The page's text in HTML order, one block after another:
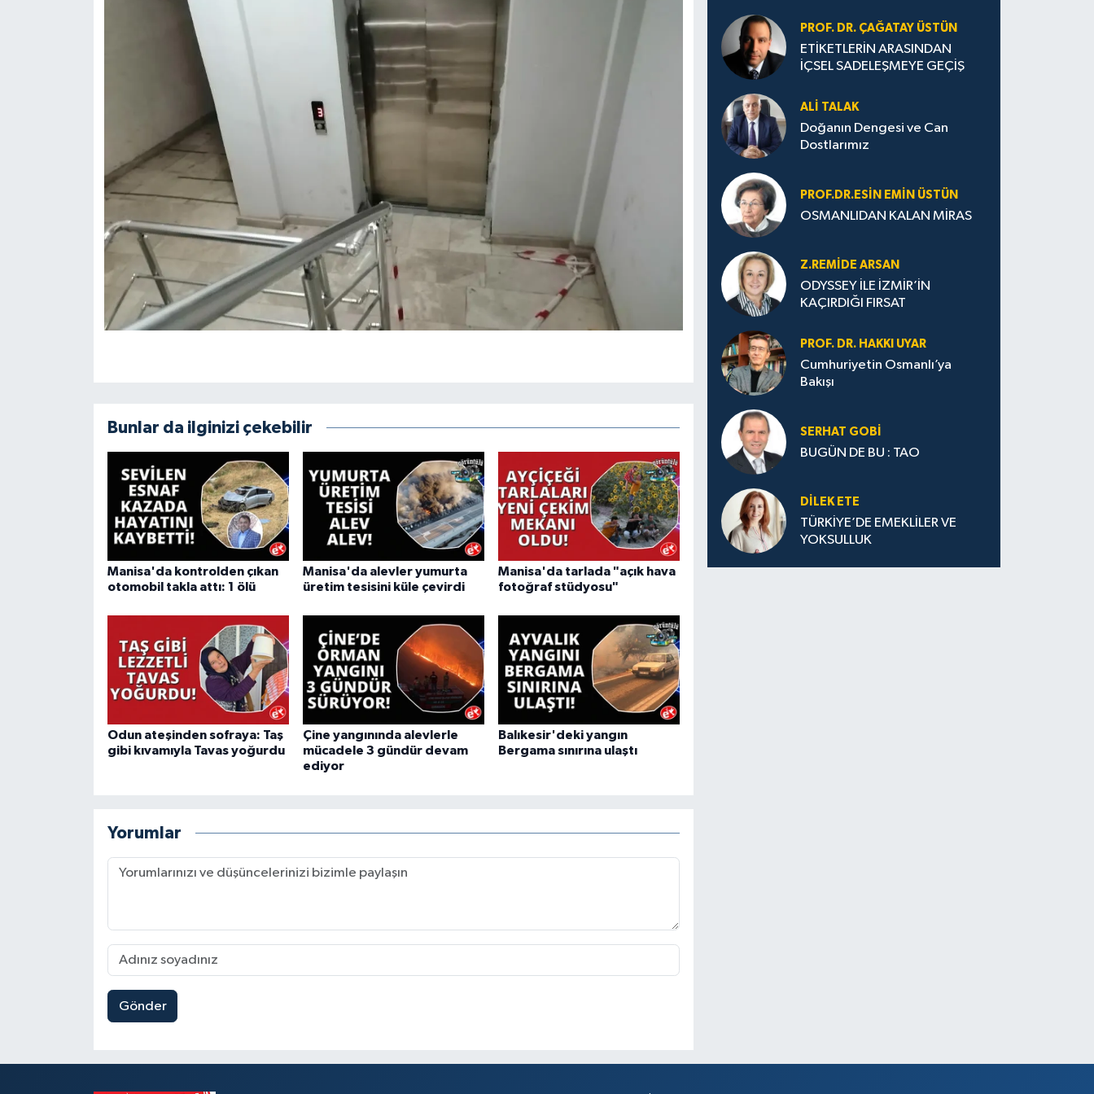
Bunlar da ilginizi çekebilir
Manisa'da kontrolden çıkan
otomobil takla attı: 1 ölü
Manisa'da alevler yumurta
üretim tesisini küle çevirdi
Manisa'da tarlada "açık hava
fotoğraf stüdyosu"
Odun ateşinden sofraya: Taş
gibi kıvamıyla Tavas yoğurdu
Çine yangınında alevlerle
mücadele 3 gündür devam
ediyor
Balıkesir'deki yangın
Bergama sınırına ulaştı
Yorumlar
Gönder
PROF. DR. ÇAĞATAY ÜSTÜN
ETİKETLERİN ARASINDAN
İÇSEL SADELEŞMEYE GEÇİŞ
ALI TALAK
Doğanın Dengesi ve Can
Dostlarımız
PROF.DR.ESIN EMIN ÜSTÜN
OSMANLIDAN KALAN MİRAS
Z.REMIDE ARSAN
ODYSSEY İLE İZMİR’İN
KAÇIRDIĞI FIRSAT
PROF. DR. HAKKI UYAR
Cumhuriyetin Osmanlı’ya
Bakışı
SERHAT GOBİ
BUGÜN DE BU : TAO
DILEK ETE
TÜRKİYE’DE EMEKLİLER VE
YOKSULLUK